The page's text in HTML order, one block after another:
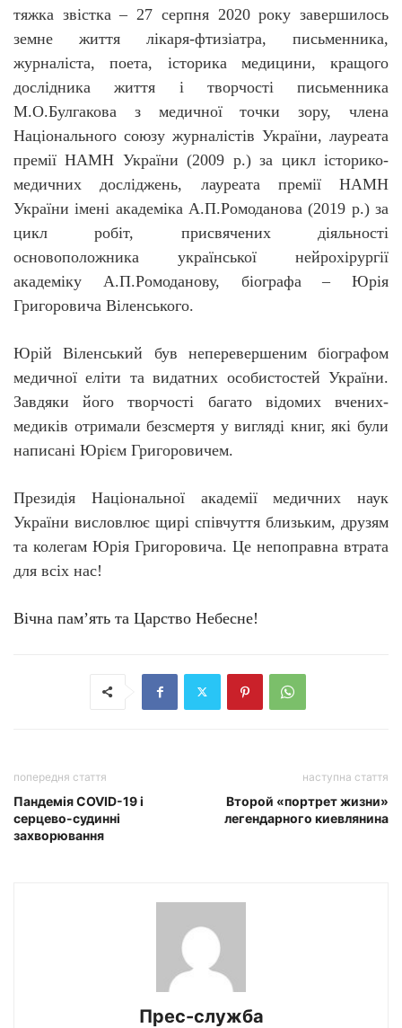
тяжка звістка – 27 серпня 2020 року завершилось
земне життя лікаря-фтизіатра, письменника,
журналіста, поета, історика медицини, кращого
дослідника життя і творчості письменника
М.О.Булгакова з медичної точки зору, члена
Національного союзу журналістів України, лауреата
премії НАМН України (2009 р.) за цикл історико-
медичних досліджень, лауреата премії НАМН
України імені академіка А.П.Ромоданова (2019 р.) за
цикл робіт, присвячених діяльності
основоположника української нейрохірургії
академіку А.П.Ромоданову, біографа – Юрія
Григоровича Віленського.
Юрій Віленський був неперевершеним біографом
медичної еліти та видатних особистостей України.
Завдяки його творчості багато відомих вчених-
медиків отримали безсмертя у вигляді книг, які були
написані Юрієм Григоровичем.
Президія Національної академії медичних наук
України висловлює щирі співчуття близьким, друзям
та колегам Юрія Григоровича. Це непоправна втрата
для всіх нас!
Вічна пам’ять та Царство Небесне!
попередня стаття
Пандемія COVID-19 і
серцево-судинні
захворювання
наступна стаття
Второй «портрет жизни»
легендарного киевлянина
Прес-служба